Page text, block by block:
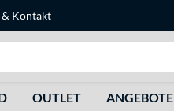
& Kontakt
OUTLET ANGEBOTE